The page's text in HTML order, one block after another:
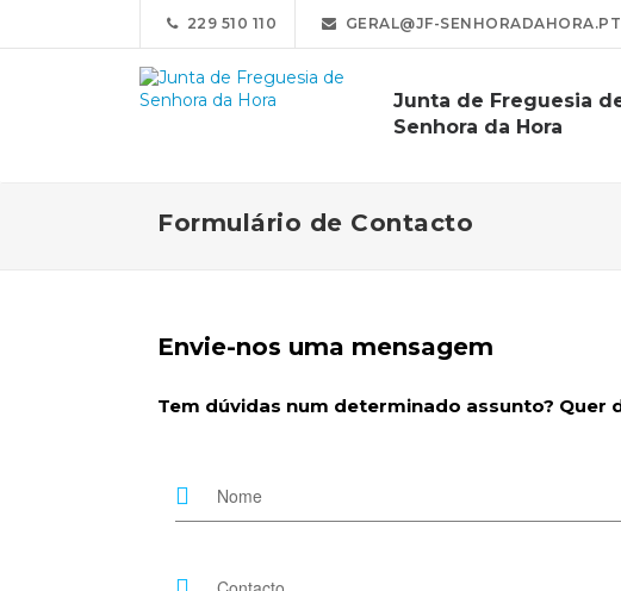
229 510 110 GERAL@JF-SENHORADAHORA.PT
Junta de Freguesia
Senhora da Hora
Formulário de Contacto
Envie-nos uma mensagem
Tem dúvidas num determinado assunto?